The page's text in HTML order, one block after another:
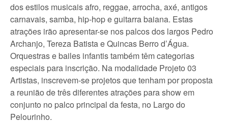
dos estilos musicais afro, reggae, arrocha, axé, antigos
carnavais, samba, hip-hop e guitarra baiana. Estas
atrações irão apresentar-se nos palcos dos largos Pedro
Archanjo, Tereza Batista e Quincas Berro d’Água.
Orquestras e bailes infantis também têm categorias
especiais para inscrição. Na modalidade Projeto 03
Artistas, inscrevem-se projetos que tenham por proposta
a reunião de três diferentes atrações para show em
conjunto no palco principal da festa, no Largo do
Pelourinho.